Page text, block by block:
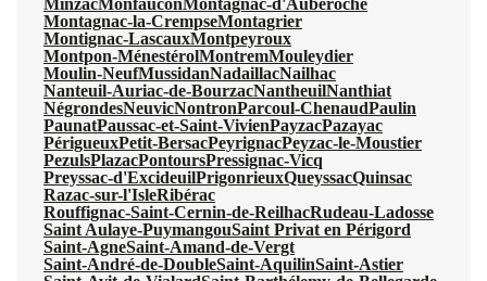
MinzacMonfauconMontagnac-d'Auberoche
Montagnac-la-CrempseMontagrier
Montignac-LascauxMontpeyroux
Montpon-MénestérolMontremMouleydier
Moulin-NeufMussidanNadaillacNailhac
Nanteuil-Auriac-de-BourzacNantheuilNanthiat
NégrondesNeuvicNontronParcoul-ChenaudPaulin
PaunatPaussac-et-Saint-VivienPayzacPazayac
PérigueuxPetit-BersacPeyrignacPeyzac-le-Moustier
PezulsPlazacPontoursPressignac-Vicq
Preyssac-d'ExcideuilPrigonrieuxQueyssacQuinsac
Razac-sur-l'IsleRibérac
Rouffignac-Saint-Cernin-de-ReilhacRudeau-Ladosse
Saint Aulaye-PuymangouSaint Privat en Périgord
Saint-AgneSaint-Amand-de-Vergt
Saint-André-de-DoubleSaint-AquilinSaint-Astier